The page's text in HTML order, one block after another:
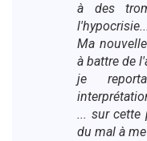
à des
l'hypocrisie...
Ma
à battre de
je
... sur cette
du mal à